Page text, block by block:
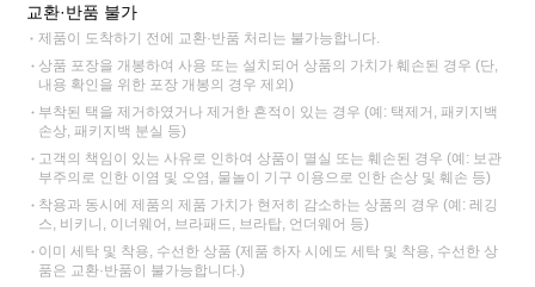
교환·반품 불가
제품이 도착하기 전에 교환·반품 처리는 불가능합니다.
상품 포장을 개봉하여 사용 또는 설치되어 상품의 가치가 훼손된 경우 (단,
내용 확인을 위한 포장 개봉의 경우 제외)
부착된 택을 제거하였거나 제거한 흔적이 있는 경우 (예: 택제거, 패키지백
손상, 패키지백 분실 등)
고객의 책임이 있는 사유로 인하여 상품이 멸실 또는 훼손된 경우 (예: 보관
부주의로 인한 이염 및 오염, 물놀이 기구 이용으로 인한 손상 및 훼손 등)
착용과 동시에 제품의 제품 가치가 현저히 감소하는 상품의 경우 (예: 레깅
스, 비키니, 이너웨어, 브라패드, 브라탑, 언더웨어 등)
이미 세탁 및 착용, 수선한 상품 (제품 하자 시에도 세탁 및 착용, 수선한 상
품은 교환·반품이 불가능합니다.)